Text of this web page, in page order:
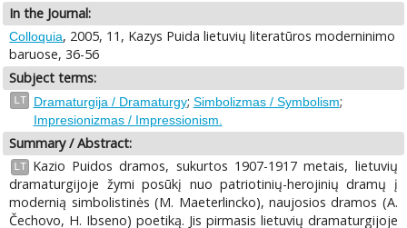
In the Journal:
Colloquia, 2005, 11, Kazys Puida lietuvių literatūros moderninimo
baruose, 36-56
Subject terms:
LT Dramaturgija / Dramaturgy; Simbolizmas / Symbolism;
Impresionizmas / Impressionism.
Summary / Abstract:
LT
Kazio Puidos dramos, sukurtos 1907-1917 metais, lietuvių
dramaturgijoje žymi posūkį nuo patriotinių-herojinių dramų į
modernią simbolistinės (M. Maeterlincko), naujosios dramos (A.
Čechovo, H. Ibseno) poetiką. Jis pirmasis lietuvių dramaturgijoje